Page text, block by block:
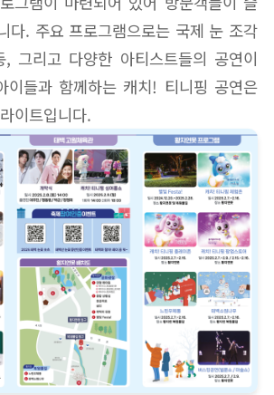
다. 주요 프로그램으로는 국제 눈 조각
그리고 다양한 아티스트들의 공연이
이들과 함께하는 캐치! 티니핑 공연은
이트입니다.